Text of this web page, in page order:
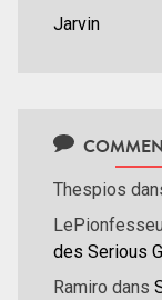
Jarvin
Thespios
des Serious
Ramiro dans